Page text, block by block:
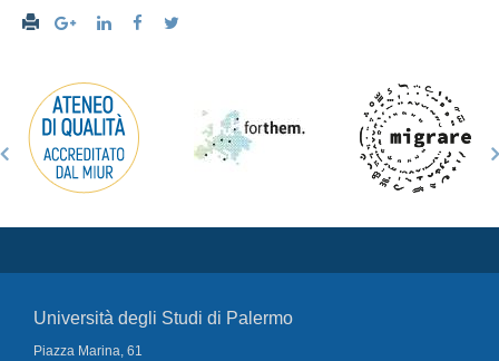
Università degli Studi di Palermo
Piazza Marina, 61